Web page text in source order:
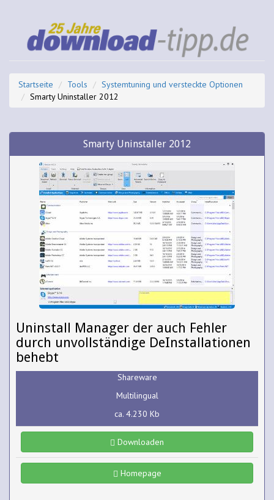
Startseite Tools
Systemtuning und versteckte Optionen
Smarty Uninstaller 2012
Smarty Uninstaller 2012
Uninstall Manager der auch Fehler
durch unvollständige DeInstallationen
behebt
Shareware
Multilingual
ca. 4.230 Kb
Downloaden
Homepage